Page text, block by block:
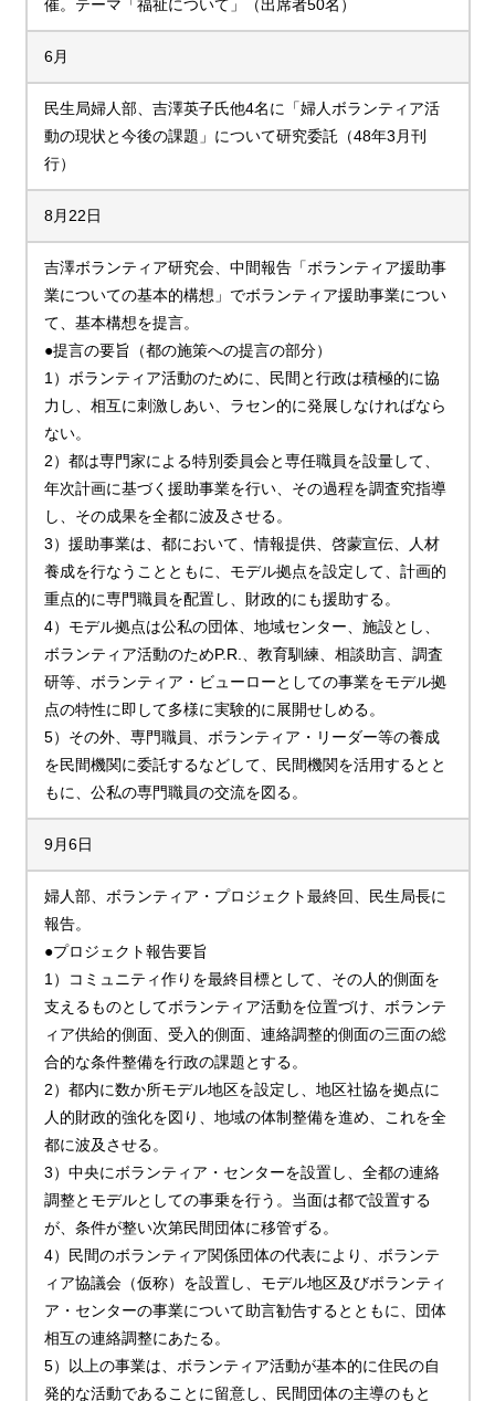
催。テーマ「福祉について」（出席者50名）
6月
民生局婦人部、吉澤英子氏他4名に「婦人ボランティア活
動の現状と今後の課題」について研究委託（48年3月刊
行）
8月22日
吉澤ボランティア研究会、中間報告「ボランティア援助事
業についての基本的構想」でボランティア援助事業につい
て、基本構想を提言。
●提言の要旨（都の施策への提言の部分）
1）ボランティア活動のために、民間と行政は積極的に協
力し、相互に刺激しあい、ラセン的に発展しなければなら
ない。
2）都は専門家による特別委員会と専任職員を設量して、
年次計画に基づく援助事業を行い、その過程を調査究指導
し、その成果を全都に波及させる。
3）援助事業は、都において、情報提供、啓蒙宣伝、人材
養成を行なうことともに、モデル拠点を設定して、計画的
重点的に専門職員を配置し、財政的にも援助する。
4）モデル拠点は公私の団体、地域センター、施設とし、
ボランティア活動のためP.R.、教育馴練、相談助言、調査
研等、ボランティア・ビューローとしての事業をモデル拠
点の特性に即して多様に実験的に展開せしめる。
5）その外、専門職員、ボランティア・リーダー等の養成
を民間機関に委託するなどして、民間機関を活用するとと
もに、公私の専門職員の交流を図る。
9月6日
婦人部、ボランティア・プロジェクト最終回、民生局長に
報告。
●プロジェクト報告要旨
1）コミュニティ作りを最終目標として、その人的側面を
支えるものとしてボランティア活動を位置づけ、ボランテ
ィア供給的側面、受入的側面、連絡調整的側面の三面の総
合的な条件整備を行政の課題とする。
2）都内に数か所モデル地区を設定し、地区社協を拠点に
人的財政的強化を図り、地域の体制整備を進め、これを全
都に波及させる。
3）中央にボランティア・センターを設置し、全都の連絡
調整とモデルとしての事乗を行う。当面は都で設置する
が、条件が整い次第民間団体に移管ずる。
4）民間のボランティア関係団体の代表により、ボランテ
ィア協議会（仮称）を設置し、モデル地区及びボランティ
ア・センターの事業について助言勧告するとともに、団体
相互の連絡調整にあたる。
5）以上の事業は、ボランティア活動が基本的に住民の自
発的な活動であることに留意し、民間団体の主導のもと